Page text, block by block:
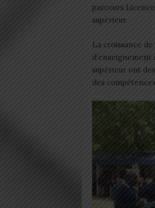
parcours
supérieur.
La croissance
d’enseignement
supérieur ont
des